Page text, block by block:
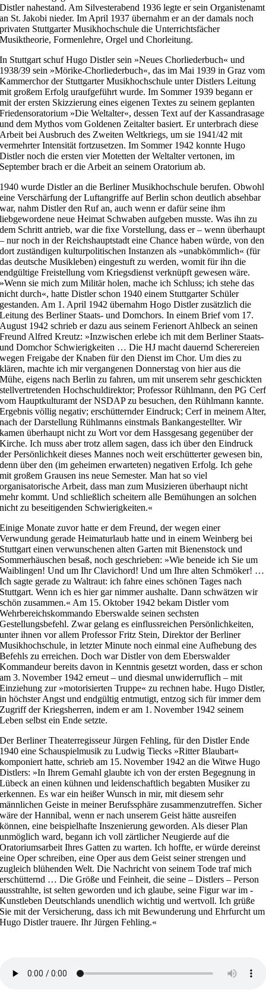
Distler nahestand. Am Silvesterabend 1936 legte er sein Organistenamt
an St. Jakobi nieder. Im April 1937 übernahm er an der damals noch
privaten Stuttgarter Musikhochschule die Unterrichtsfächer
Musiktheorie, Formenlehre, Orgel und Chorleitung.
In Stuttgart schuf Hugo Distler sein »Neues Chorliederbuch« und
1938/39 sein »Mörike-Chorliederbuch«, das im Mai 1939 in Graz vom
Kammerchor der Stuttgarter Musikhochschule unter Distlers Leitung
mit großem Erfolg uraufgeführt wurde. Im Sommer 1939 begann er
mit der ersten Skizzierung eines eigenen Textes zu seinem geplanten
Friedens­oratorium »Die Weltalter«, dessen Text auf der Kassandrasage
und dem Mythos vom Goldenen Zeitalter basiert. Er unterbrach diese
Arbeit bei Ausbruch des Zweiten Weltkriegs, um sie 1941/42 mit
vermehrter Intensität fortzusetzen. Im Sommer 1942 konnte Hugo
Distler noch die ersten vier Motetten der Weltalter vertonen, im
September brach er die Arbeit an seinem Oratorium ab.
1940 wurde Distler an die Berliner Musikhochschule berufen. Obwohl
eine Verschärfung der Luftangriffe auf Berlin schon deutlich absehbar
war, nahm Distler den Ruf an, auch wenn er dafür seine ihm
liebgewordene neue Heimat Schwaben aufgeben musste. Was ihn zu
dem Schritt antrieb, war die fixe Vorstellung, dass er – wenn überhaupt
– nur noch in der Reichshauptstadt eine Chance haben würde, von den
dort zuständigen kulturpolitischen Instanzen als »unabkömmlich« (für
das deutsche Musikleben) eingestuft zu werden, womit für ihn die
endgültige Freistellung vom Kriegsdienst verknüpft gewesen wäre.
»Wenn sie mich zum Militär holen, mache ich Schluss; ich stehe das
nicht durch«, hatte Distler schon 1940 einem Stuttgarter Schüler
gestanden. Am 1. April 1942 übernahm Hogo Distler zusätzlich die
Leitung des Berliner Staats- und Domchors. In einem Brief vom 17.
August 1942 schrieb er dazu aus seinem Ferienort Ahlbeck an seinen
Freund Alfred Kreutz: »Inzwischen erlebe ich mit dem Berliner Staats-
und Domchor Schwierigkeiten … Die HJ macht dauernd Scherereien
wegen Freigabe der Knaben für den Dienst im Chor. Um dies zu
klären, machte ich mir vergangenen Donnerstag von hier aus die
Mühe, eigens nach Berlin zu fahren, um mit unserem sehr geschickten
stellvertretenden Hochschuldirektor; Professor Rühlmann, den PG Cerf
vom Hauptkulturamt der NSDAP zu besuchen, den Rühlmann kannte.
Ergebnis völlig negativ; erschütternder Eindruck; Cerf in meinem Alter,
nach der Darstellung Rühlmanns einstmals Bankangestellter. Wir
kamen überhaupt nicht zu Wort vor dem Hassgesang gegenüber der
Kirche. Ich muss aber trotz allem sagen, dass ich über den Eindruck
der Persönlichkeit dieses Mannes noch weit erschütterter gewesen bin,
denn über den (im geheimen erwarteten) negativen Erfolg. Ich gehe
mit großem Grausen ins neue Semester. Man hat so viel
organisatorische Arbeit, dass man zum Musizieren überhaupt nicht
mehr kommt. Und schließlich scheitern alle Bemühungen an solchen
nicht zu beseitigenden Schwierigkeiten.«
Einige Monate zuvor hatte er dem Freund, der wegen einer
Verwundung gerade Heimaturlaub hatte und in einem Weinberg bei
Stuttgart einen verwunschenen alten Garten mit Bienenstock und
Sommerhäuschen besaß, noch geschrieben: »Wie beneide ich Sie um
Waiblingen! Und um Ihr Clavichord! Und um Ihre alten Schmöker! …
Ich sagte gerade zu Waltraut: ich fahre eines schönen Tages nach
Stuttgart. Wenn ich es hier gar nimmer aushalte. Dann schwätzen wir
schön zusammen.« Am 15. Oktober 1942 bekam Distler vom
Wehrbereichskommando Eberswalde seinen sechsten
Gestellungsbefehl. Zwar gelang es einflussreichen Persönlichkeiten,
unter ihnen vor allem Professor Fritz Stein, Direktor der Berliner
Musikhochschule, in letzter Minute noch einmal eine Aufhebung des
Befehls zu erreichen. Doch war Distler von dem Eberswalder
Kommandeur bereits davon in Kenntnis gesetzt worden, dass er schon
am 3. November 1942 erneut – und diesmal unwiderruflich – mit
Einziehung zur »motorisierten Truppe« zu rechnen habe. Hugo Distler,
in höchster Angst und endgültig entmutigt, entzog sich für immer dem
Zugriff der Kriegsherren, indem er am 1. November 1942 seinem
Leben selbst ein Ende setzte.
Der Berliner Theaterregisseur ­Jürgen Fehling, für den Distler Ende
1940 eine Schauspielmusik zu Ludwig Tiecks »Ritter Blaubart«
komponiert hatte, schrieb am 15. November 1942 an die Witwe Hugo
Distlers: »In Ihrem Gemahl glaubte ich von der ersten Begegnung in
Lübeck an einen kühnen und leidenschaftlich begabten Musiker zu
erkennen. Es war ein heißer Wunsch in mir, mit diesem sehr
männlichen Geiste in meiner Berufssphäre zusammenzutreffen. Sicher
wäre der Hannibal, wenn er nach unserem Geist hätte ausreifen
können, eine beispielhafte Inszenierung geworden. Als dieser Plan
unmöglich ward, begann ich voll zärtlicher Neugierde auf die
Oratoriumsarbeit Ihres Gatten zu ­warten. Ich hoffte, er würde dereinst
eine Oper schreiben, eine Oper aus dem Geist seiner strengen und
zugleich blühenden Welt. Die Nachricht von seinem Tode traf mich
erschütternd … Die Größe und Feinheit, die seine – Distlers – ­Person
aus­strahlte, ist selten geworden und ich glaube, seine Figur war im ­
Kunstleben Deutschlands unendlich wichtig und wertvoll. Ich grüße
Sie mit der Versiche­rung, dass ich mit Bewunderung und Ehrfurcht um
Hugo Distler trauere. Ihr Jürgen Fehling.«